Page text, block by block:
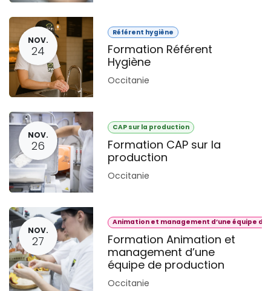
NOV.
24
Référent hygiène
Formation Référent
Hygiène
Occitanie
NOV.
26
CAP sur la production
Formation CAP sur la
production
Occitanie
NOV.
27
Animation et management d’une équipe
Formation Animation et
management d’une
équipe de production
Occitanie